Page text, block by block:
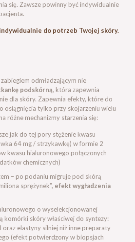
się. Zawsze powinny być indywidualnie
do potrzeb Twojej skóry.
odmładzającym nie
podskórną, która zapewnia
dla skóry. Zapewnia efekty, które do
osiągnięcia tylko przy skojarzeniu wielu
różne mechanizmy starzenia się:
jak do tej pory stężenie kwasu
64 mg / strzykawkę) w formie 2
kwasu hialuronowego połączonych
chemicznych)
– po podaniu migruje pod skórą
sprężynek”, efekt wygładzenia
o wyselekcjonowanej
komórki skóry właściwej do syntezy:
oraz elastyny silniej niż inne preparaty
(efekt potwierdzony w biopsjach